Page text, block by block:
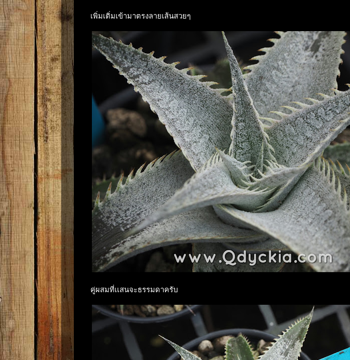
เพิ่มเติ่มเข้ามาตรงลายเส้นสวยๆ
คู่ผสมที่เเสนจะธรรมดาครับ